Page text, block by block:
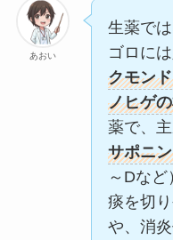
あおい
生薬で
ゴロに
クモン
ノヒゲ
薬で、
サポニン
～Dな
痰を切
や、消